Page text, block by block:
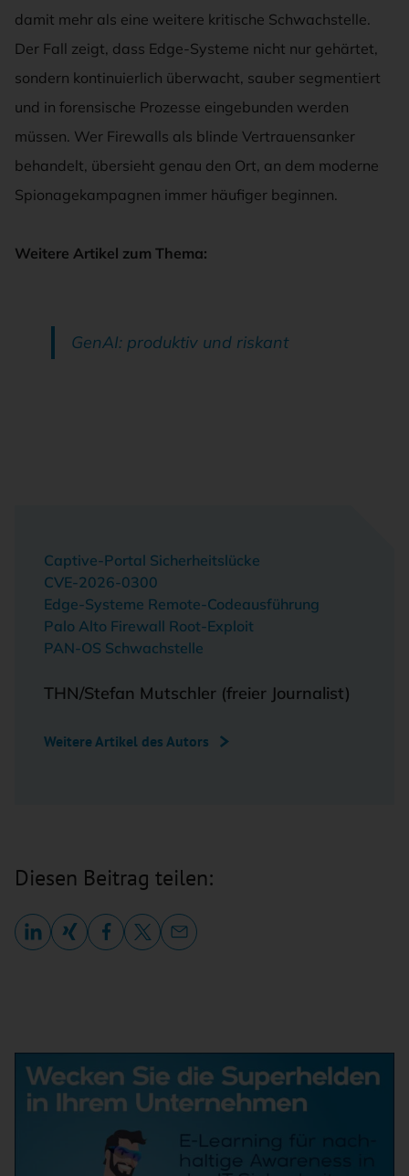
damit mehr als eine weitere kritische Schwachstelle.
Der Fall zeigt, dass Edge-Systeme nicht nur gehärtet,
sondern kontinuierlich überwacht, sauber segmentiert
und in forensische Prozesse eingebunden werden
müssen. Wer Firewalls als blinde Vertrauensanker
behandelt, übersieht genau den Ort, an dem moderne
Spionagekampagnen immer häufiger beginnen.
Weitere Artikel zum Thema:
GenAI: produktiv und riskant
Captive-Portal Sicherheitslücke
CVE-2026-0300
Edge-Systeme Remote-Codeausführung
Palo Alto Firewall Root-Exploit
PAN-OS Schwachstelle
THN/Stefan Mutschler (freier Journalist)
Weitere Artikel des Autors
Diesen Beitrag teilen: